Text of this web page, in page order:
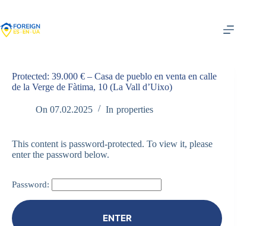
content
Protected: 39.000 € – Casa de pueblo en venta en calle
de la Verge de Fàtima, 10 (La Vall d’Uixo)
On 07.02.2025 In properties
This content is password-protected. To view it, please
enter the password below.
Password: